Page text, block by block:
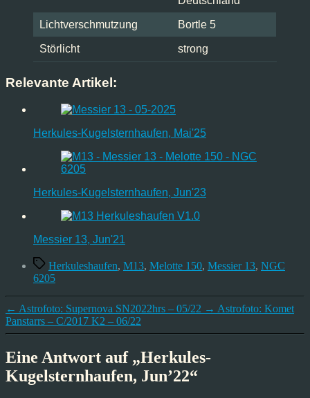
Lichtverschmutzung Bortle 5
Störlicht strong
Relevante Artikel:
Herkules-Kugelsternhaufen, Mai'25
Herkules-Kugelsternhaufen, Jun'23
Messier 13, Jun'21
Schlagwörter
Herkuleshaufen, M13, Melotte 150, Messier 13, NGC
6205
← Astrofoto: Supernova SN2022hrs – 05/22 → Astrofoto: Komet
Panstarrs – C/2017 K2 – 06/22
Eine Antwort auf „Herkules-
Kugelsternhaufen, Jun’22“